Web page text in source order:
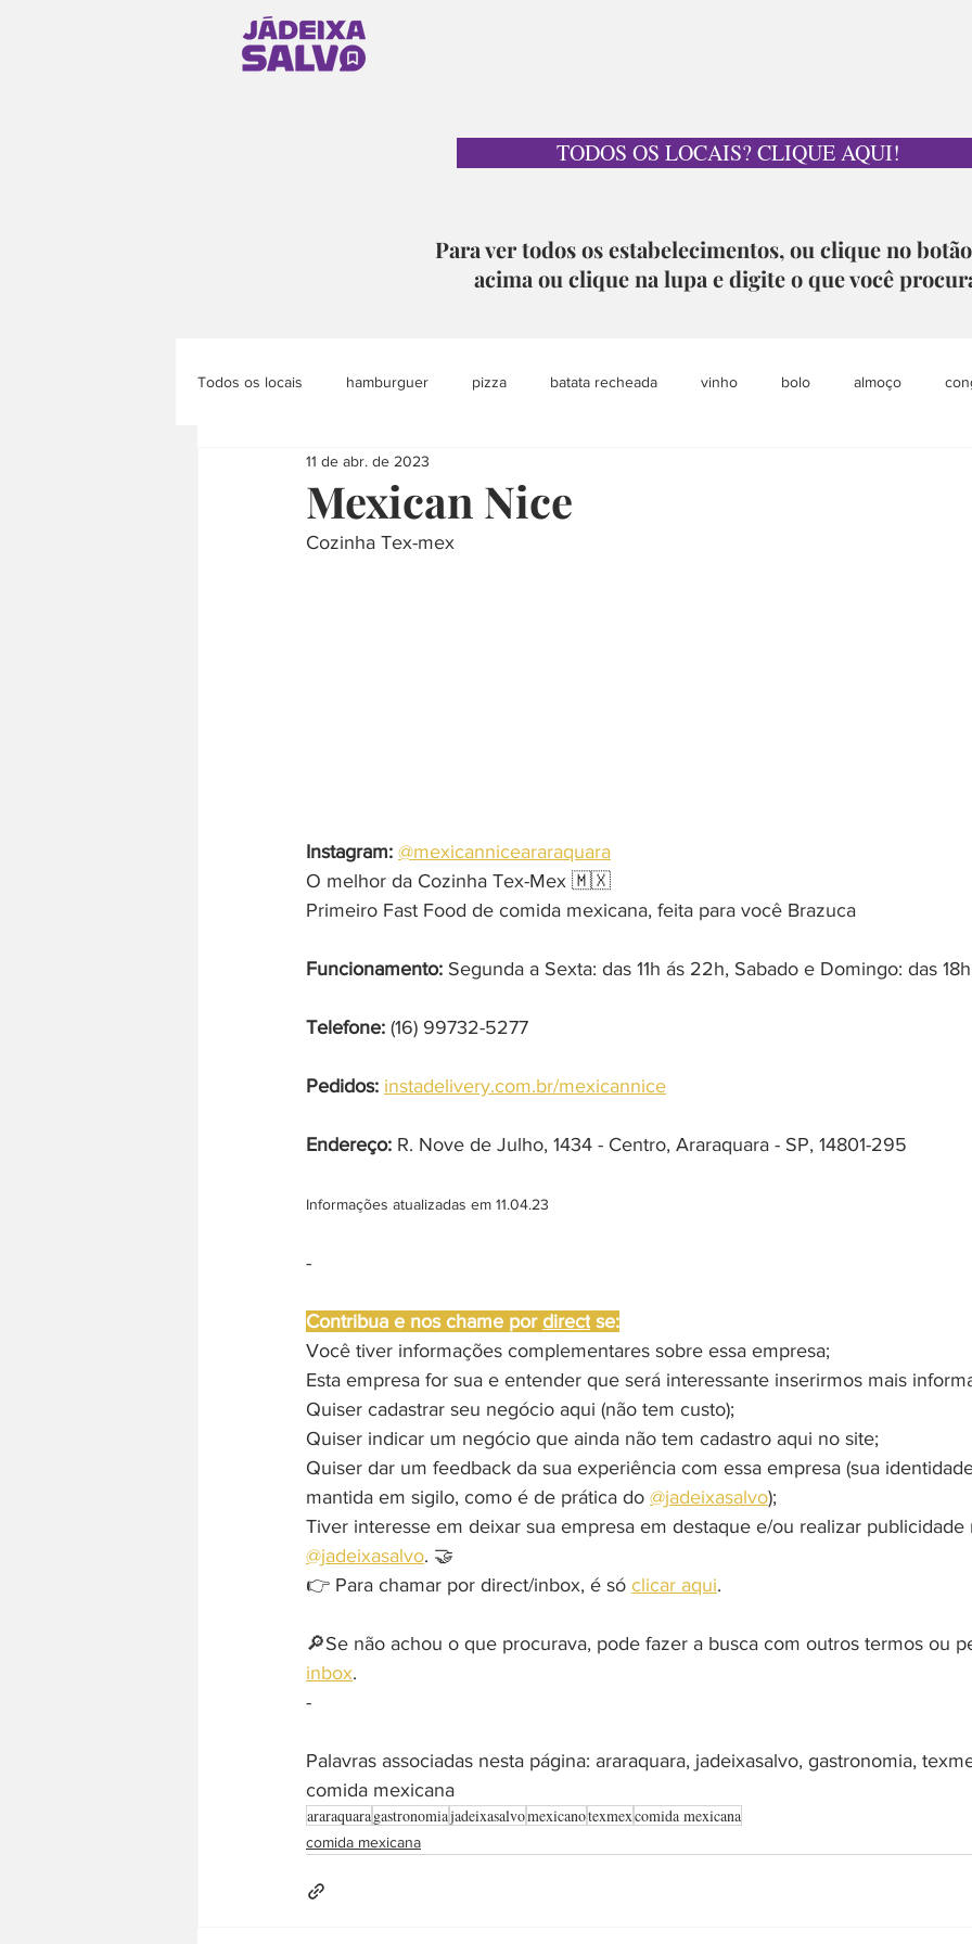
TODOS OS LOCAIS? CLIQUE AQUI!
Para ver todos os estabelecimentos, ou clique no
acima ou clique na lupa e digite o que você
Todos os locais hamburguer pizza batata recheada vinho bolo almoço
doce eventos
culinária internacional árabe
Mexican Nice
11 de abr. de 2023
Cozinha Tex-mex
Instagram: @mexicanniceararaquara
O melhor da Cozinha Tex-Mex 🇲🇽
Primeiro Fast Food de comida mexicana, feita para você Brazuca
Funcionamento: Segunda a Sexta: das 11h ás 22h, Sabado e Domingo: das
Telefone: (16) 99732-5277
Pedidos: instadelivery.com.br/mexicannice
Endereço: R. Nove de Julho, 1434 - Centro, Araraquara - SP, 14801-295
Informações atualizadas em 11.04.23
-
Contribua e nos chame por direct se:
Você tiver informações complementares sobre essa empresa;
Esta empresa for sua e entender que será interessante inserirmos mais
Quiser cadastrar seu negócio aqui (não tem custo);
Quiser indicar um negócio que ainda não tem cadastro aqui no site;
Quiser dar um feedback da sua experiência com essa empresa (sua
mantida em sigilo, como é de prática do @jadeixasalvo);
Tiver interesse em deixar sua empresa em destaque e/ou realizar publicidade
@jadeixasalvo. 🤝
👉 Para chamar por direct/inbox, é só clicar aqui.
🔎Se não achou o que procurava, pode fazer a busca com outros termos ou
inbox.
-
Palavras associadas nesta página: araraquara, jadeixasalvo, gastronomia,
comida mexicana
araraquaragastronomiajadeixasalvomexicanotexmexcomida mexicana
comida mexicana